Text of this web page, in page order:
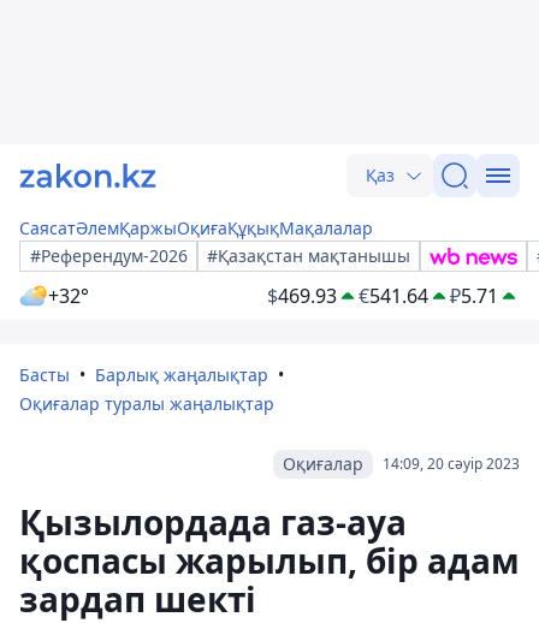
Қаз
СаясатӘлемҚаржыОқиғаҚұқықМақалалар
#Референдум-2026
#Қазақстан мақтанышы
+32° $469.93 €541.64 ₽5.71
Басты
Барлық жаңалықтар
Оқиғалар туралы жаңалықтар
14:09, 20 сәуір 2023
Оқиғалар
Қызылордада газ-ауа
қоспасы жарылып, бір адам
зардап шекті